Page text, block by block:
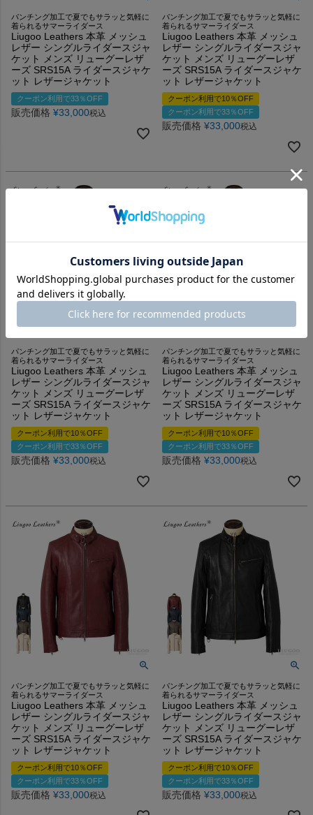
パンチング加工で夏でもサラッと気軽に
着られるサマーライダース
Liugoo Leathers 本革 メッシュ
レザー シングルライダースジャ
ケット メンズ リューグーレザ
ーズ SRS15A ライダースジャケ
ット レザージャケット
クーポン利用で33％OFF
販売価格 ¥33,000税込
パンチング加工で夏でもサラッと気軽に
着られるサマーライダース
Liugoo Leathers 本革 メッシュ
レザー シングルライダースジャ
ケット メンズ リューグーレザ
ーズ SRS15A ライダースジャケ
ット レザージャケット
クーポン利用で10％OFF
クーポン利用で33％OFF
販売価格 ¥33,000税込
パンチング加工で夏でもサラッと気軽に
着られるサマーライダース
Liugoo Leathers 本革 メッシュ
レザー シングルライダースジャ
ケット メンズ リューグーレザ
ーズ SRS15A ライダースジャケ
ット レザージャケット
クーポン利用で10％OFF
クーポン利用で33％OFF
販売価格 ¥33,000税込
パンチング加工で夏でもサラッと気軽に
着られるサマーライダース
Liugoo Leathers 本革 メッシュ
レザー シングルライダースジャ
ケット メンズ リューグーレザ
ーズ SRS15A ライダースジャケ
ット レザージャケット
クーポン利用で10％OFF
クーポン利用で33％OFF
販売価格 ¥33,000税込
パンチング加工で夏でもサラッと気軽に
着られるサマーライダース
Liugoo Leathers 本革 メッシュ
レザー シングルライダースジャ
ケット メンズ リューグーレザ
ーズ SRS15A ライダースジャケ
ット レザージャケット
クーポン利用で10％OFF
クーポン利用で33％OFF
販売価格 ¥33,000税込
パンチング加工で夏でもサラッと気軽に
着られるサマーライダース
Liugoo Leathers 本革 メッシュ
レザー シングルライダースジャ
ケット メンズ リューグーレザ
ーズ SRS15A ライダースジャケ
ット レザージャケット
クーポン利用で10％OFF
クーポン利用で33％OFF
販売価格 ¥33,000税込